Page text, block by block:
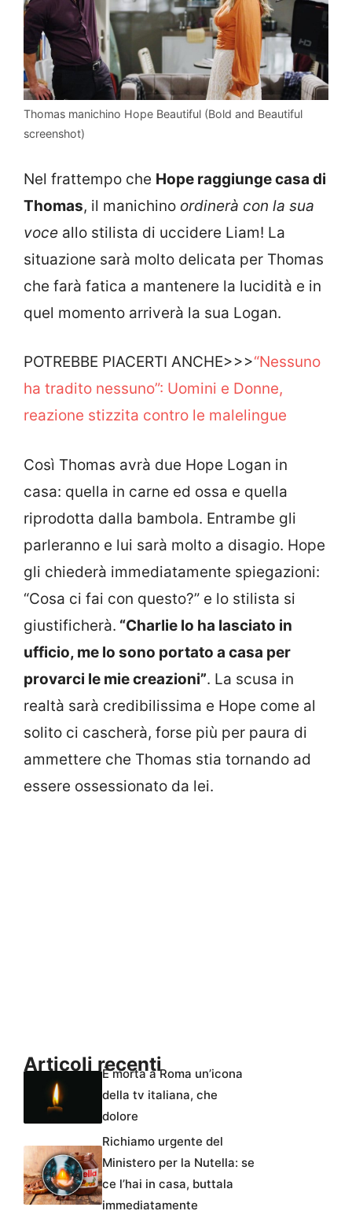
Thomas manichino Hope Beautiful (Bold and Beautiful
screenshot)
Nel frattempo che Hope raggiunge casa di
Thomas, il manichino ordinerà con la sua
voce allo stilista di uccidere Liam! La
situazione sarà molto delicata per Thomas
che farà fatica a mantenere la lucidità e in
quel momento arriverà la sua Logan.
POTREBBE PIACERTI ANCHE>>>“Nessuno
ha tradito nessuno”: Uomini e Donne,
reazione stizzita contro le malelingue
Così Thomas avrà due Hope Logan in
casa: quella in carne ed ossa e quella
riprodotta dalla bambola. Entrambe gli
parleranno e lui sarà molto a disagio. Hope
gli chiederà immediatamente spiegazioni:
“Cosa ci fai con questo?” e lo stilista si
giustificherà. “Charlie lo ha lasciato in
ufficio, me lo sono portato a casa per
provarci le mie creazioni”. La scusa in
realtà sarà credibilissima e Hope come al
solito ci cascherà, forse più per paura di
ammettere che Thomas stia tornando ad
essere ossessionato da lei.
Articoli recentiÈ morta a Roma un’icona
della tv italiana, che
dolore
Richiamo urgente del
Ministero per la Nutella: se
ce l’hai in casa, buttala
immediatamente